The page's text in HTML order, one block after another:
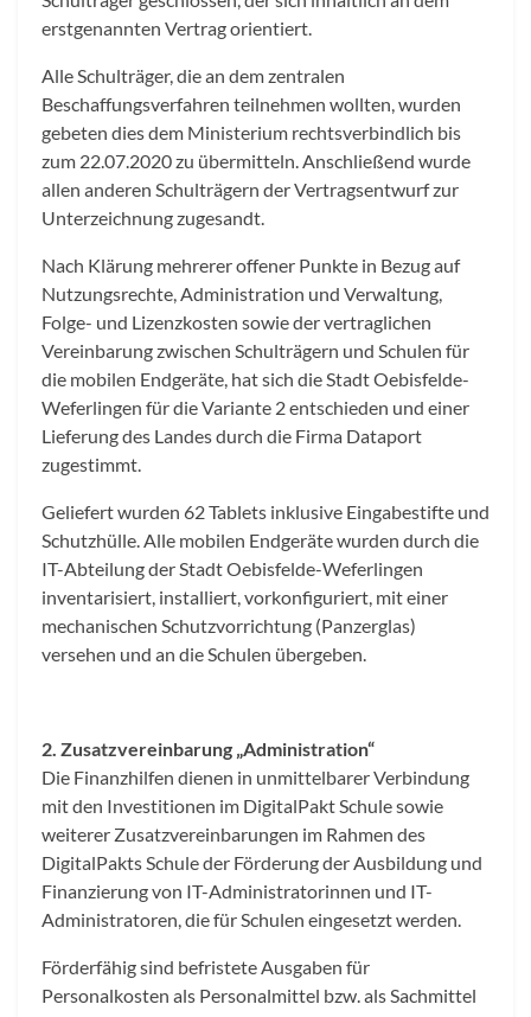
erstgenannten Vertrag orientiert.
Alle Schulträger, die an dem zentralen
Beschaffungsverfahren teilnehmen wollten, wurden
gebeten dies dem Ministerium rechtsverbindlich bis
zum 22.07.2020 zu übermitteln. Anschließend wurde
allen anderen Schulträgern der Vertragsentwurf zur
Unterzeichnung zugesandt.
Nach Klärung mehrerer offener Punkte in Bezug auf
Nutzungsrechte, Administration und Verwaltung,
Folge- und Lizenzkosten sowie der vertraglichen
Vereinbarung zwischen Schulträgern und Schulen für
die mobilen Endgeräte, hat sich die Stadt Oebisfelde-
Weferlingen für die Variante 2 entschieden und einer
Lieferung des Landes durch die Firma Dataport
zugestimmt.
Geliefert wurden 62 Tablets inklusive Eingabestifte und
Schutzhülle. Alle mobilen Endgeräte wurden durch die
IT-Abteilung der Stadt Oebisfelde-Weferlingen
inventarisiert, installiert, vorkonfiguriert, mit einer
mechanischen Schutzvorrichtung (Panzerglas)
versehen und an die Schulen übergeben.
2. Zusatzvereinbarung „Administration“
Die Finanzhilfen dienen in unmittelbarer Verbindung
mit den Investitionen im DigitalPakt Schule sowie
weiterer Zusatzvereinbarungen im Rahmen des
DigitalPakts Schule der Förderung der Ausbildung und
Finanzierung von IT-Administratorinnen und IT-
Administratoren, die für Schulen eingesetzt werden.
Förderfähig sind befristete Ausgaben für
Personalkosten als Personalmittel bzw. als Sachmittel